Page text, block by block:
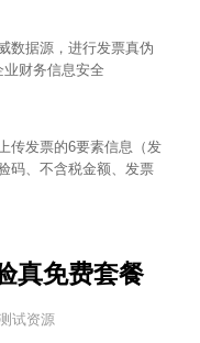
数据源，进行发票真伪
财务信息安全
传发票的6要素信息（发
码、不含税金额、发票
真免费套餐
试资源